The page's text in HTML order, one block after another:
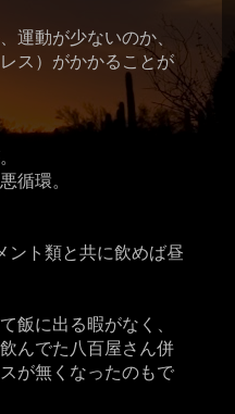
運動が少ないのか、
ス）がかかることが
循環。
ント類と共に飲めば昼
飯に出る暇がなく、
んでた八百屋さん併
が無くなったのもで